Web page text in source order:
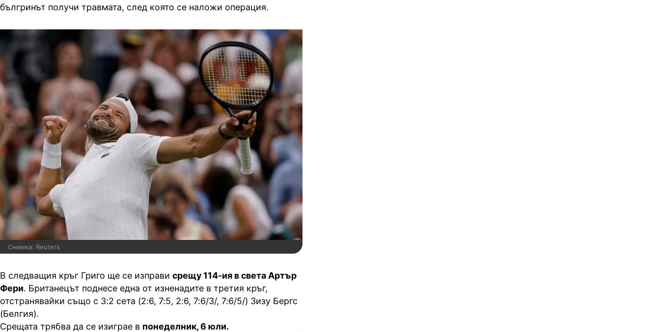
бългринът получи травмата, след която се наложи операция.
Снимка: Reuters
В следващия кръг Григо ще се изправи срещу 114-ия в света Артър
Фери. Британецът поднесе една от изненадите в третия кръг,
отстранявайки също с 3:2 сета (2:6, 7:5, 2:6, 7:6/3/, 7:6/5/) Зизу Бергс
(Белгия).
Срещата трябва да се изиграе в понеделник, 6 юли.